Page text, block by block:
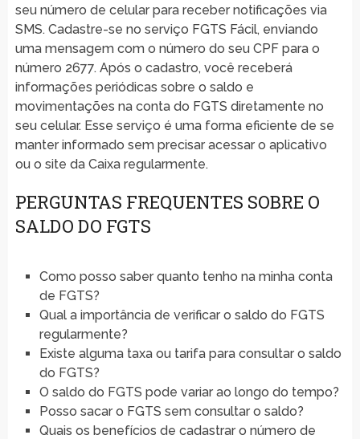
seu número de celular para receber notificações via
SMS. Cadastre-se no serviço FGTS Fácil, enviando
uma mensagem com o número do seu CPF para o
número 2677. Após o cadastro, você receberá
informações periódicas sobre o saldo e
movimentações na conta do FGTS diretamente no
seu celular. Esse serviço é uma forma eficiente de se
manter informado sem precisar acessar o aplicativo
ou o site da Caixa regularmente.
PERGUNTAS FREQUENTES SOBRE O
SALDO DO FGTS
Como posso saber quanto tenho na minha conta
de FGTS?
Qual a importância de verificar o saldo do FGTS
regularmente?
Existe alguma taxa ou tarifa para consultar o saldo
do FGTS?
O saldo do FGTS pode variar ao longo do tempo?
Posso sacar o FGTS sem consultar o saldo?
Quais os benefícios de cadastrar o número de